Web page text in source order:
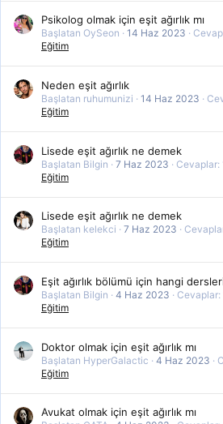
Psikolog olmak için eşit ağırlık mı
Başlatan OySeon 14 Haz 2023
Eğitim
Neden eşit ağırlık
Başlatan ruhumunizi 14 Haz 2023
Eğitim
Lisede eşit ağırlık ne demek
Başlatan Bilgin 7 Haz 2023
Cevaplar:
Eğitim
Lisede eşit ağırlık ne demek
Başlatan kelekci 7 Haz 2023
Eğitim
Eşit ağırlık bölümü için hangi
Başlatan Bilgin 4 Haz 2023
Cevaplar:
Eğitim
Doktor olmak için eşit ağırlık mı
Başlatan HyperGalactic 4 Haz 2023
Eğitim
Avukat olmak için eşit ağırlık mı